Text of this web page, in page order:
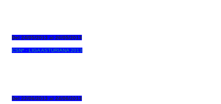
Del 24/05/2013 al 26/05/2013
CSN* - LIGA ASTURIANA 2013
Del 22/06/2013 al 24/06/2013